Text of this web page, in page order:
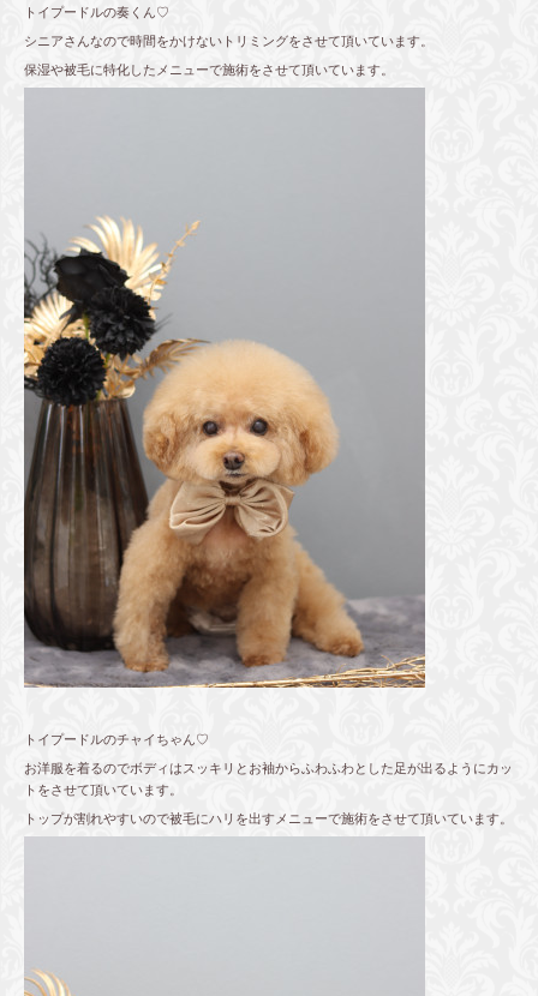
トイプードルの奏くん♡
シニアさんなので時間をかけないトリミングをさせて頂いています。
保湿や被毛に特化したメニューで施術をさせて頂いています。
トイプードルのチャイちゃん♡
お洋服を着るのでボディはスッキリとお袖からふわふわとした足が出るようにカッ
トをさせて頂いています。
トップが割れやすいので被毛にハリを出すメニューで施術をさせて頂いています。